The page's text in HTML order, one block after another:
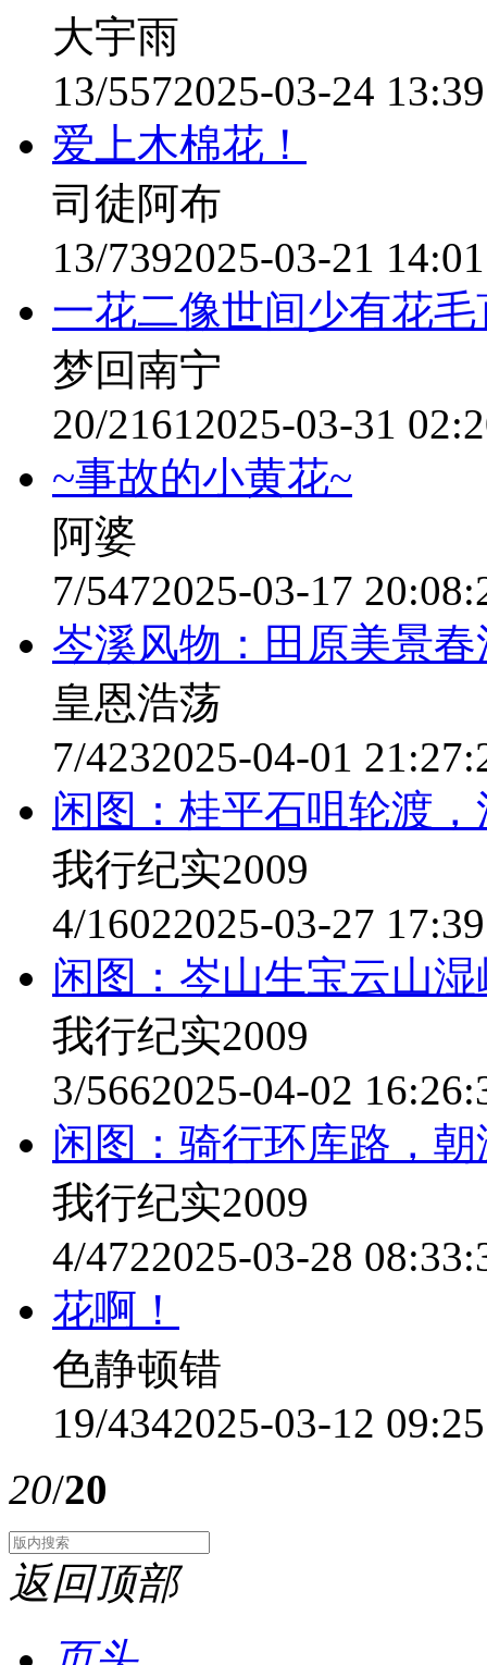
大宇雨
13/5572025-03-24
爱上木棉花！
司徒阿布
13/7392025-03-21
一花二像世间少有花毛
梦回南宁
20/21612025-03-31
~事故的小黄花~
阿婆
7/5472025-03-17
岑溪风物：田原美景
皇恩浩荡
7/4232025-04-01
闲图：桂平石咀轮渡
我行纪实2009
4/16022025-03-27
闲图：岑山生宝云山
我行纪实2009
3/5662025-04-02
闲图：骑行环库路，
我行纪实2009
4/4722025-03-28
花啊！
色静顿错
19/4342025-03-12
20/20
返回顶部